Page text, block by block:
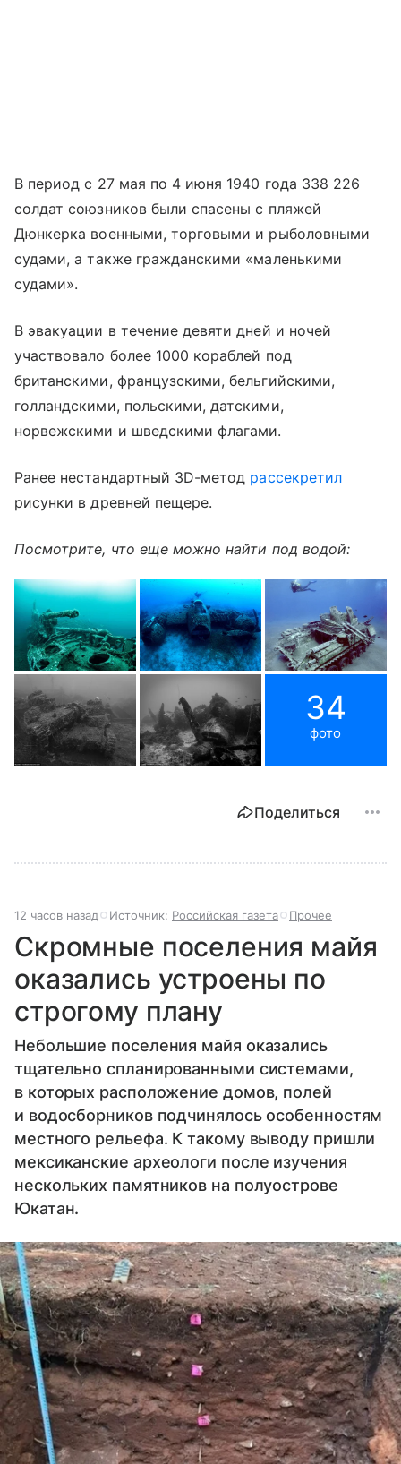
В период с 27 мая по 4 июня 1940 года 338 226
солдат союзников были спасены с пляжей
Дюнкерка военными, торговыми и рыболовными
судами, а также гражданскими «маленькими
судами».
В эвакуации в течение девяти дней и ночей
участвовало более 1000 кораблей под
британскими, французскими, бельгийскими,
голландскими, польскими, датскими,
норвежскими и шведскими флагами.
Ранее нестандартный 3D-метод рассекретил
рисунки в древней пещере.
Посмотрите, что еще можно найти под водой:
34
фото
Поделиться
12 часов назад Источник: Российская газета Прочее
Скромные поселения майя
оказались устроены по
строгому плану
Небольшие поселения майя оказались
тщательно спланированными системами,
в которых расположение домов, полей
и водосборников подчинялось особенностям
местного рельефа. К такому выводу пришли
мексиканские археологи после изучения
нескольких памятников на полуострове
Юкатан.